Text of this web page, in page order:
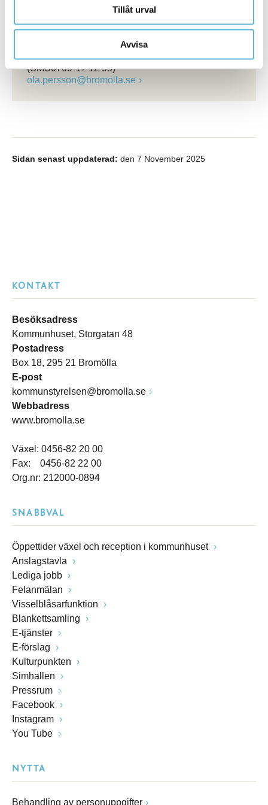
Tillåt urval
Avvisa
Ola Persson
0456-82 21 52
(SMS0709-17 12 95)
ola.persson@bromolla.se
Sidan senast uppdaterad: den 7 November 2025
KONTAKT
Besöksadress
Kommunhuset, Storgatan 48
Postadress
Box 18, 295 21 Bromölla
E-post
kommunstyrelsen@bromolla.se
Webbadress
www.bromolla.se
Växel: 0456-82 20 00
Fax: 0456-82 22 00
Org.nr: 212000-0894
SNABBVAL
Öppettider växel och reception i kommunhuset
Anslagstavla
Lediga jobb
Felanmälan
Visselblåsarfunktion
Blankettsamling
E-tjänster
E-förslag
Kulturpunkten
Simhallen
Pressrum
Facebook
Instagram
You Tube
NYTTA
Behandling av personuppgifter